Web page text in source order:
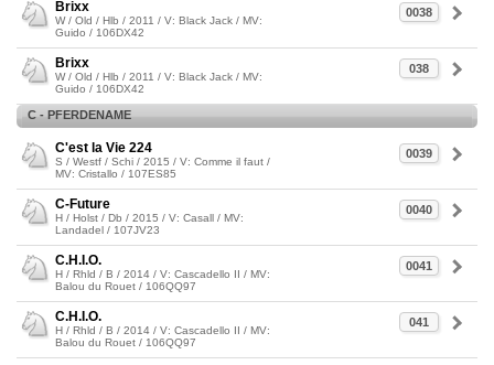
0038
Brixx
W / Old / Hlb / 2011 / V: Black Jack / MV:
Guido / 106DX42
038
Brixx
W / Old / Hlb / 2011 / V: Black Jack / MV:
Guido / 106DX42
C - PFERDENAME
0039
C'est la Vie 224
S / Westf / Schi / 2015 / V: Comme il faut /
MV: Cristallo / 107ES85
0040
C-Future
H / Holst / Db / 2015 / V: Casall / MV:
Landadel / 107JV23
0041
C.H.I.O.
H / Rhld / B / 2014 / V: Cascadello II / MV:
Balou du Rouet / 106QQ97
041
C.H.I.O.
H / Rhld / B / 2014 / V: Cascadello II / MV:
Balou du Rouet / 106QQ97